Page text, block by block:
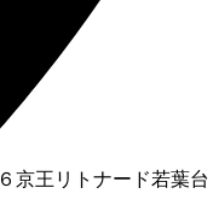
京王リトナード若葉台